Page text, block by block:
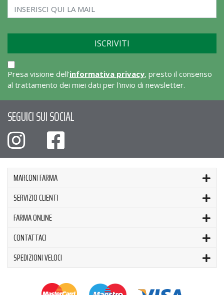
Presa visione dell'informativa privacy, presto il consenso
al trattamento dei miei dati per l'invio di newsletter.
SEGUICI SUI SOCIAL
MARCONI FARMA
SERVIZIO CLIENTI
FARMA ONLINE
CONTATTACI
SPEDIZIONI VELOCI